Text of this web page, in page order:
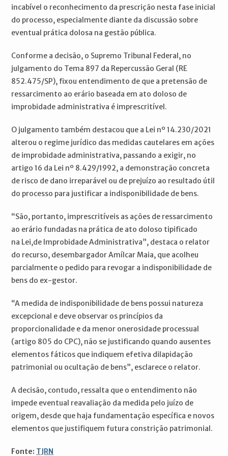
incabível o reconhecimento da prescrição nesta fase inicial
do processo, especialmente diante da discussão sobre
eventual prática dolosa na gestão pública.
Conforme a decisão, o Supremo Tribunal Federal, no
julgamento do Tema 897 da Repercussão Geral (RE
852.475/SP), fixou entendimento de que a pretensão de
ressarcimento ao erário baseada em ato doloso de
improbidade administrativa é imprescritível.
O julgamento também destacou que a Lei nº 14.230/2021
alterou o regime jurídico das medidas cautelares em ações
de improbidade administrativa, passando a exigir, no
artigo 16 da Lei nº 8.429/1992, a demonstração concreta
de risco de dano irreparável ou de prejuízo ao resultado útil
do processo para justificar a indisponibilidade de bens.
“São, portanto, imprescritíveis as ações de ressarcimento
ao erário fundadas na prática de ato doloso tipificado
na Lei,de Improbidade Administrativa”, destaca o relator
do recurso, desembargador Amílcar Maia, que acolheu
parcialmente o pedido para revogar a indisponibilidade de
bens do ex-gestor.
“A medida de indisponibilidade de bens possui natureza
excepcional e deve observar os princípios da
proporcionalidade e da menor onerosidade processual
(artigo 805 do CPC), não se justificando quando ausentes
elementos fáticos que indiquem efetiva dilapidação
patrimonial ou ocultação de bens”, esclarece o relator.
A decisão, contudo, ressalta que o entendimento não
impede eventual reavaliação da medida pelo juízo de
origem, desde que haja fundamentação específica e novos
elementos que justifiquem futura constrição patrimonial.
Fonte: TJRN